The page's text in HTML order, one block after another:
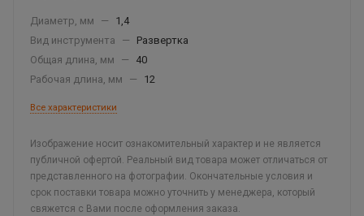
Диаметр, мм —
1,4
Вид инструмента
—
Развертка
Общая длина, мм
—
40
Рабочая длина, мм
— 12
Все характеристики
Изображение носит ознакомительный характер и не является
публичной офертой. Реальный вид товара может отличаться от
представленного на фотографии. Окончательные условия и
срок поставки товара можно уточнить у менеджера, который
свяжется с Вами после оформления заказа.